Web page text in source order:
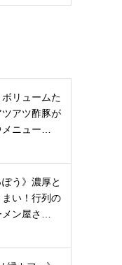
ボリュームた
ツアツ酢豚が
ニュー…
ぽう》濃厚と
まい！行列の
ン屋さ…